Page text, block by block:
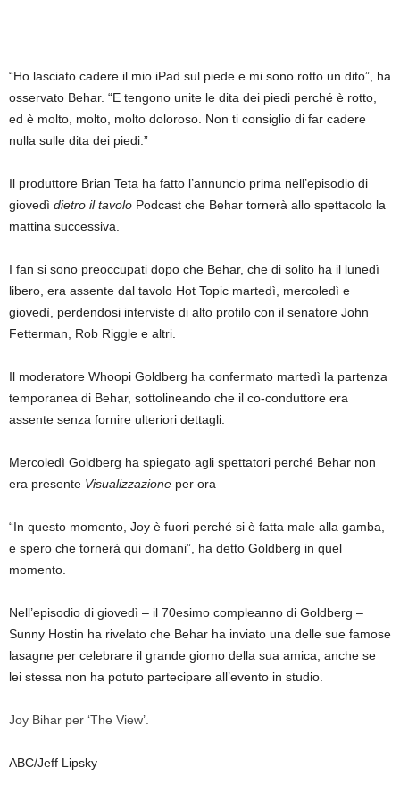
“Ho lasciato cadere il mio iPad sul piede e mi sono rotto un dito”, ha
osservato Behar. “E tengono unite le dita dei piedi perché è rotto,
ed è molto, molto, molto doloroso. Non ti consiglio di far cadere
nulla sulle dita dei piedi.”
Il produttore Brian Teta ha fatto l’annuncio prima nell’episodio di
giovedì dietro il tavolo Podcast che Behar tornerà allo spettacolo la
mattina successiva.
I fan si sono preoccupati dopo che Behar, che di solito ha il lunedì
libero, era assente dal tavolo Hot Topic martedì, mercoledì e
giovedì, perdendosi interviste di alto profilo con il senatore John
Fetterman, Rob Riggle e altri.
Il moderatore Whoopi Goldberg ha confermato martedì la partenza
temporanea di Behar, sottolineando che il co-conduttore era
assente senza fornire ulteriori dettagli.
Mercoledì Goldberg ha spiegato agli spettatori perché Behar non
era presente Visualizzazione per ora
“In questo momento, Joy è fuori perché si è fatta male alla gamba,
e spero che tornerà qui domani”, ha detto Goldberg in quel
momento.
Nell’episodio di giovedì – il 70esimo compleanno di Goldberg –
Sunny Hostin ha rivelato che Behar ha inviato una delle sue famose
lasagne per celebrare il grande giorno della sua amica, anche se
lei stessa non ha potuto partecipare all’evento in studio.
Joy Bihar per ‘The View’.
ABC/Jeff Lipsky